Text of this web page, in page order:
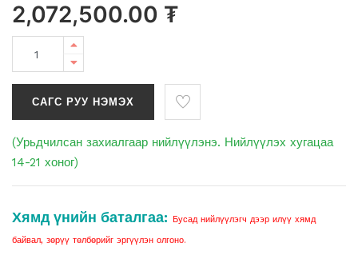
2,072,500.00 ₮
САГС РУУ НЭМЭХ
(Урьдчилсан захиалгаар нийлүүлэнэ. Нийлүүлэх хугацаа
14-21 хоног)
Хямд үнийн баталгаа:
Бусад нийлүүлэгч дээр илүү хямд
байвал, зөрүү төлбөрийг эргүүлэн олгоно.